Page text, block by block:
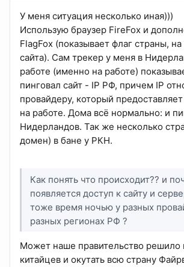
У меня ситуация несколько иная)))
Использую браузер FireFox и
FlagFox (показывает флаг страны,
сайта). Сам трекер у меня в
работе (именно на работе)
пинговал сайт - IP РФ, причем IP
провайдеру, который
на работе. Дома всё нормально: и
Нидерландов. Так же несколько
домен) в бане у РКН.
Как понять что происходит?? и
появляется доступ к сайту и
тоже время ночью у разных
разных регионах РФ ?
Может наше правительство решило
китайцев и окутать всю страну